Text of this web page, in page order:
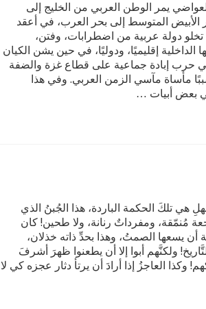
يمر الوطن العربي من الخليج إلى
الأبيض المتوسط إلى بحر العرب، في أعقد
تخلو دولة عربية من اضطرابات، وفتن،
إقليميًا، ودوليًا، في حين يشن الكيان
حرب إبادة جماعية على قطاع غزة والضفة
مأساة مآسي الزمن العربي. وفي هذا
بعض أبيات …
هي تلكَ الحكمة الباردة، هذا الجُبنُ الذي
مُنمّقة، ومفرداتٌ رنانة، ولا طحين! كان
أن يسعها الصمتُ، وهذا بحدِّ ذاته خذلان،
ولكنَّهم أبوا إلا أن يطعنوا ظهرَ أشرفَ
وكذا العاجزُ إذا أرادَ أن يرتأ دثار عجزه كي لا